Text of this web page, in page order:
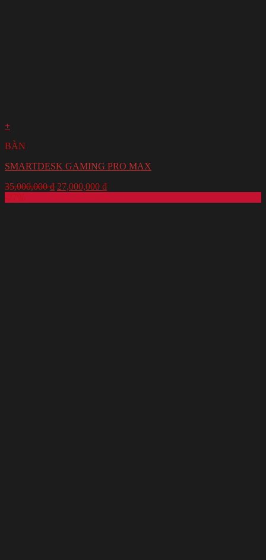
+
BÀN
SMARTDESK GAMING PRO MAX
35,000,000₫ 27,000,000 ₫
-27%